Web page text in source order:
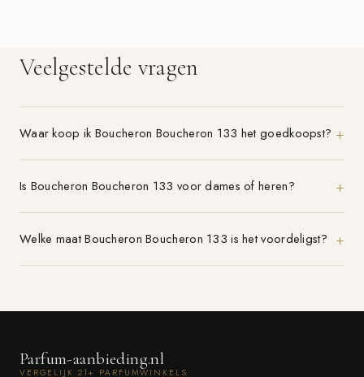
Veelgestelde vragen
Waar koop ik Boucheron Boucheron 133 het goedkoopst?
Is Boucheron Boucheron 133 voor dames of heren?
Welke maat Boucheron Boucheron 133 is het voordeligst?
Parfum-aanbieding.nl
VERGELIJK 21+ PARFUMWINKELS